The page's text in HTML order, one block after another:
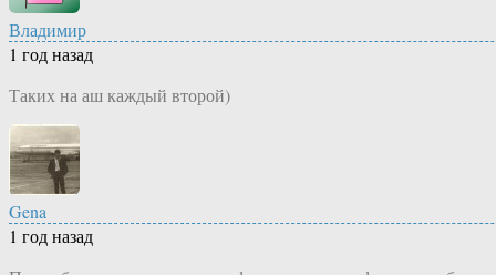
Владимир
1 год назад
Таких на аш каждый второй)
Gena
1 год назад